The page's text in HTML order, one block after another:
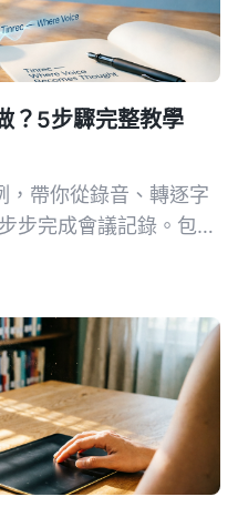
？5步驟完整教學
帶你從錄音、轉逐字
步完成會議記錄。包含